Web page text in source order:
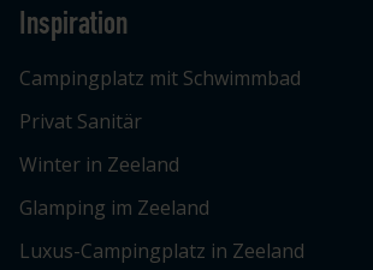
Inspiration
Campingplatz mit Schwimmbad
Privat Sanitär
Winter in Zeeland
Glamping im Zeeland
Luxus-Campingplatz in Zeeland